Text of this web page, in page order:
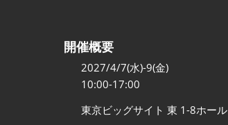
開催概要
2027/4/7(水)-9(金)
10:00-17:00
東京ビッグサイト 東 1-8ホール